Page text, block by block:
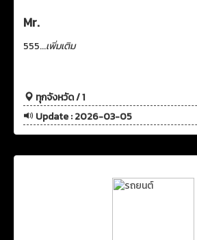
Mr.
555...เพิ่มเติม
ทุกจังหวัด / 1
Update : 2026-03-05